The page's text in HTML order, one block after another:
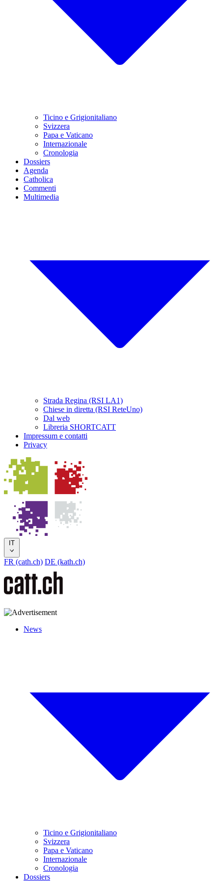
Ticino e Grigionitaliano
Svizzera
Papa e Vaticano
Internazionale
Cronologia
Dossiers
Agenda
Catholica
Commenti
Multimedia
Strada Regina (RSI LA1)
Chiese in diretta (RSI ReteUno)
Dal web
Libreria SHORTCATT
Impressum e contatti
Privacy
IT
FR (cath.ch) DE (kath.ch)
News
Ticino e Grigionitaliano
Svizzera
Papa e Vaticano
Internazionale
Cronologia
Dossiers